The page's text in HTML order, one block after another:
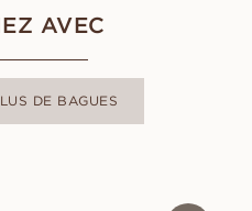
AVEC
DE BAGUES